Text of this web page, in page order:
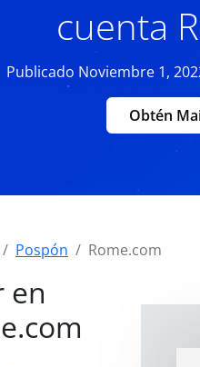
cuenta
Publicado Noviembre 1,
Obtén
Pospón Rome.com
en